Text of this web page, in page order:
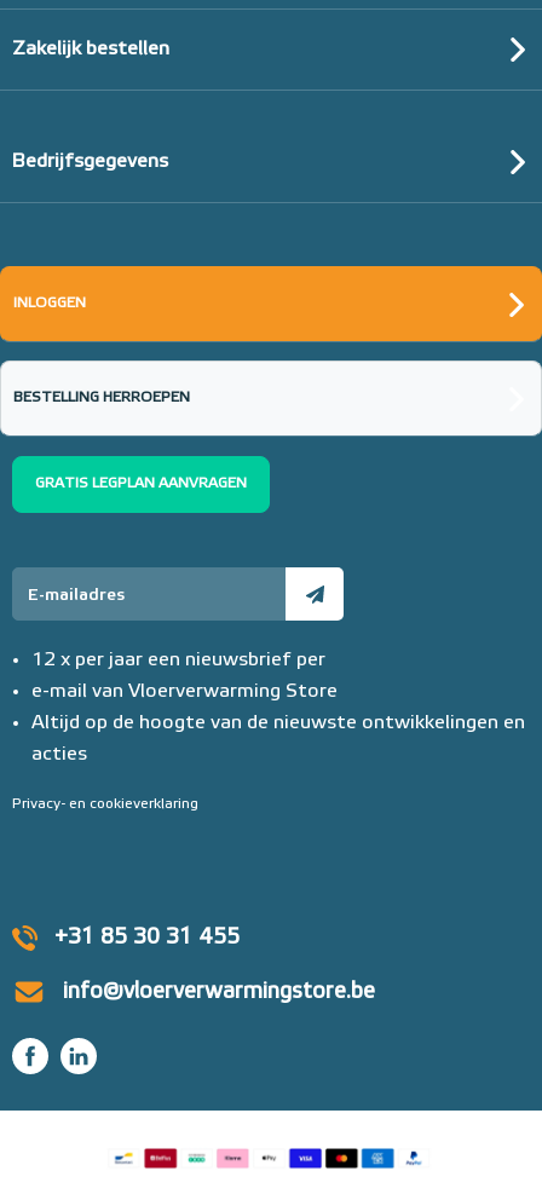
25m¹ lang
Adviesprijs
€ 16,90
+31 85 30 31 455
info@vloerverwarmingstore.be
Zakelijk bestellen
Bedrijfsgegevens
INLOGGEN
BESTELLING HERROEPEN
GRATIS LEGPLAN AANVRAGEN
12 x per jaar een nieuwsbrief per
e-mail van Vloerverwarming Store
Altijd op de hoogte van de nieuwste ontwikkelingen en
acties
Privacy- en cookieverklaring